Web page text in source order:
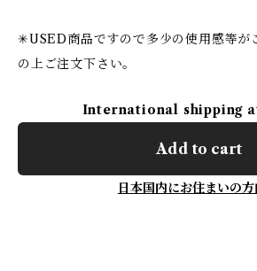
✳︎USED商品ですので多少の使用感等が
の上ご注文下さい。
International shipping
Add to cart
日本国内にお住まいの方